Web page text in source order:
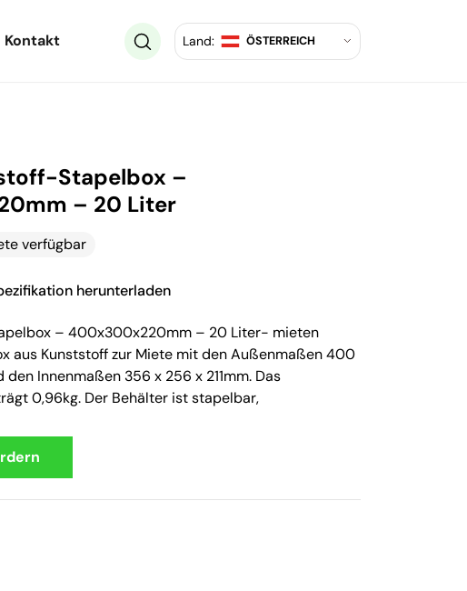
Kontakt Land: ÖSTERREICH
Stapelbox –
– 20 Liter
verfügbar
herunterladen
– 400x300x220mm – 20 Liter- mieten
aus Kunststoff zur Miete mit den Außenmaßen 400
Innenmaßen 356 x 256 x 211mm. Das
0,96kg. Der Behälter ist stapelbar,